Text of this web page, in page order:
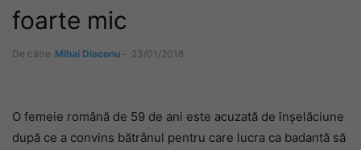
foarte mic
De către Mihai Diaconu - 23/01/2018
O femeie română de 59 de ani este acuzată de înșelăciune
după ce a convins bătrânul pentru care lucra ca badantă să